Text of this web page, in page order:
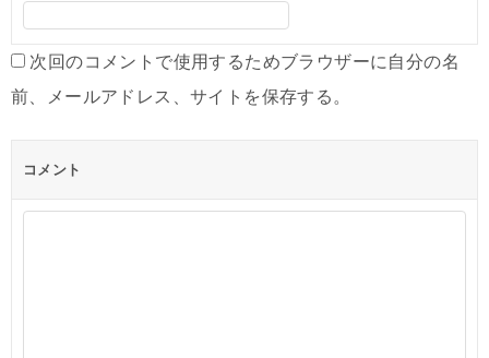
ン次回のコメントで使用するためブラウザーに自分の名
前、メールアドレス、サイトを保存する。
コメント